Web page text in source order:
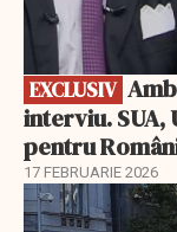
EXCLUSIV
interviu. SUA,
pentru
17 FEBRUARIE 2026